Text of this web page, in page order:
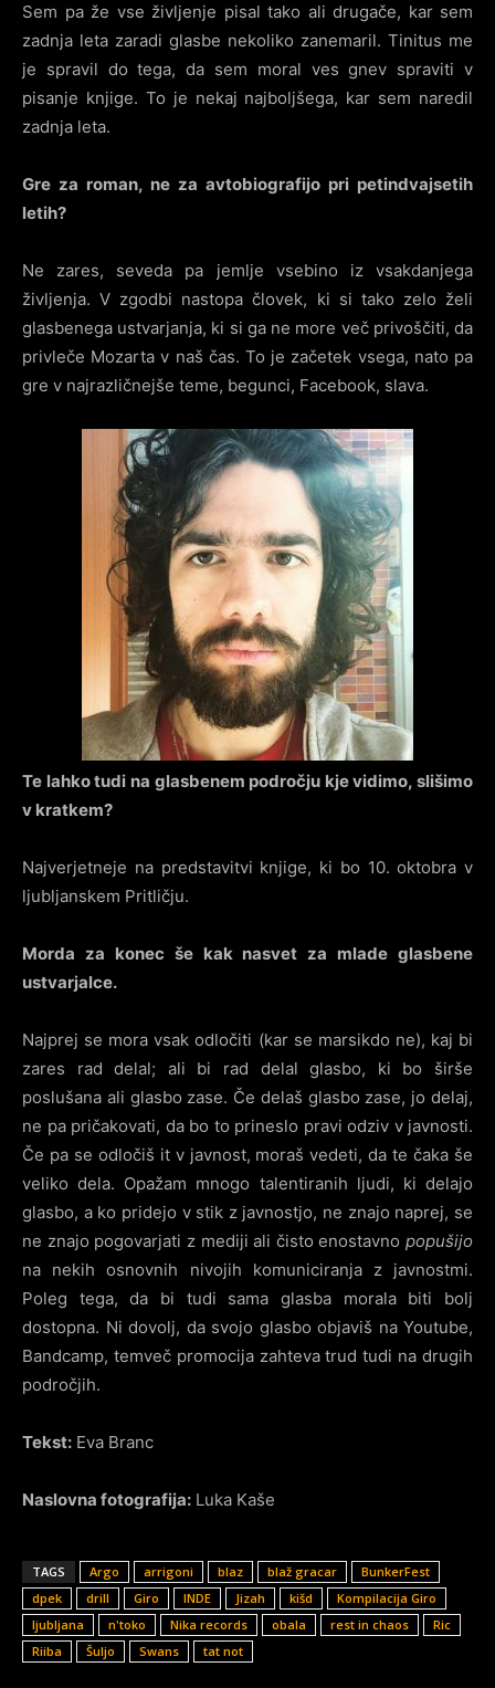
Sem pa že vse življenje pisal tako ali drugače, kar sem
zadnja leta zaradi glasbe nekoliko zanemaril. Tinitus me
je spravil do tega, da sem moral ves gnev spraviti v
pisanje knjige. To je nekaj najboljšega, kar sem naredil
zadnja leta.
Gre za roman, ne za avtobiografijo pri petindvajsetih
letih?
Ne zares, seveda pa jemlje vsebino iz vsakdanjega
življenja. V zgodbi nastopa človek, ki si tako zelo želi
glasbenega ustvarjanja, ki si ga ne more več privoščiti, da
privleče Mozarta v naš čas. To je začetek vsega, nato pa
gre v najrazličnejše teme, begunci, Facebook, slava.
Te lahko tudi na glasbenem področju kje vidimo, slišimo
v kratkem?
Najverjetneje na predstavitvi knjige, ki bo 10. oktobra v
ljubljanskem Pritličju.
Morda za konec še kak nasvet za mlade glasbene
ustvarjalce.
Najprej se mora vsak odločiti (kar se marsikdo ne), kaj bi
zares rad delal; ali bi rad delal glasbo, ki bo širše
poslušana ali glasbo zase. Če delaš glasbo zase, jo delaj,
ne pa pričakovati, da bo to prineslo pravi odziv v javnosti.
Če pa se odločiš it v javnost, moraš vedeti, da te čaka še
veliko dela. Opažam mnogo talentiranih ljudi, ki delajo
glasbo, a ko pridejo v stik z javnostjo, ne znajo naprej, se
ne znajo pogovarjati z mediji ali čisto enostavno popušijo
na nekih osnovnih nivojih komuniciranja z javnostmi.
Poleg tega, da bi tudi sama glasba morala biti bolj
dostopna. Ni dovolj, da svojo glasbo objaviš na Youtube,
Bandcamp, temveč promocija zahteva trud tudi na drugih
področjih.
Tekst: Eva Branc
Naslovna fotografija: Luka Kaše
TAGS Argo arrigoni blaz blaž gracar
BunkerFest
dpek
drill Giro INDE Jizah kišd
Kompilacija Giro
ljubljana
n'toko Nika records obala rest in chaos
Ric
Riiba
Šuljo Swans tat not